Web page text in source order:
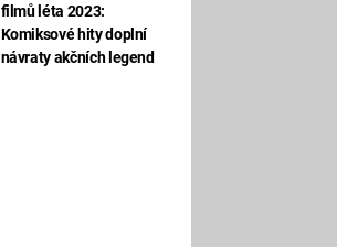
filmů léta 2023:
Komiksové hity doplní
návraty akčních legend